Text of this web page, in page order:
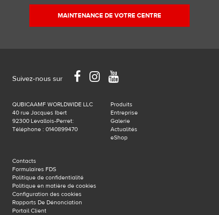
MAINTENANCE DE VOTRE CENTRE
QUBICAAMF WORLDWIDE LLC
40 rue Jacques Ibert
92300 Levallois-Perret:
Téléphone : 0140899470
Produits
Entreprise
Galerie
Actualités
eShop
Contacts
Formulaires FDS
Politique de confidentialité
Politique en matière de cookies
Configuration des cookies
Rapports De Dénonciation
Portail Client
Suivez-nous sur
FacebookInstagram